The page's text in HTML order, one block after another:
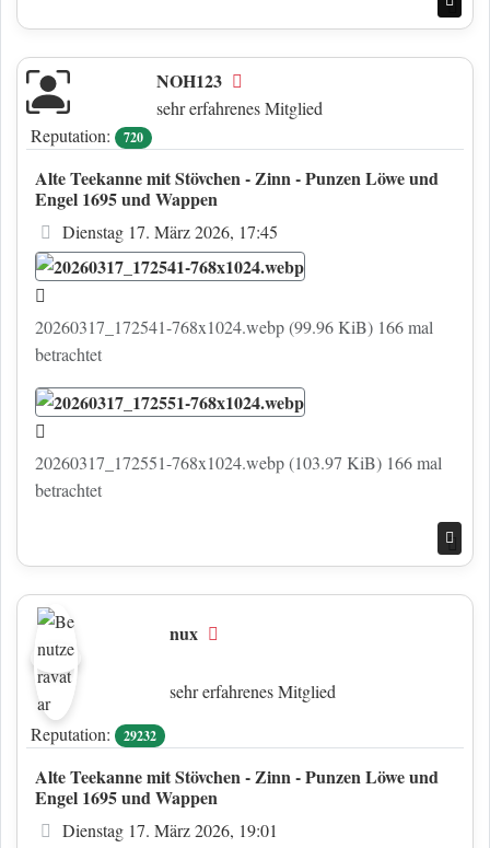
NOH123
sehr erfahrenes Mitglied
Reputation:
720
Alte Teekanne mit Stövchen - Zinn - Punzen Löwe und
Engel 1695 und Wappen
Beitrag
Dienstag 17. März 2026, 17:45
20260317_172541-768x1024.webp (99.96 KiB) 166 mal
betrachtet
20260317_172551-768x1024.webp (103.97 KiB) 166 mal
betrachtet
nux
sehr erfahrenes Mitglied
Reputation:
29232
Alte Teekanne mit Stövchen - Zinn - Punzen Löwe und
Engel 1695 und Wappen
Beitrag
Dienstag 17. März 2026, 19:01